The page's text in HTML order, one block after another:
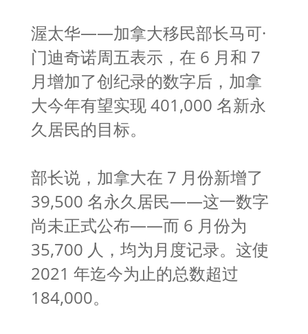
渥太华——加拿大移民部长马可·
门迪奇诺周五表示，在 6 月和 7
月增加了创纪录的数字后，加拿
大今年有望实现 401,000 名新永
久居民的目标。
部长说，加拿大在 7 月份新增了
39,500 名永久居民——这一数字
尚未正式公布——而 6 月份为
35,700 人，均为月度记录。这使
2021 年迄今为止的总数超过
184,000。